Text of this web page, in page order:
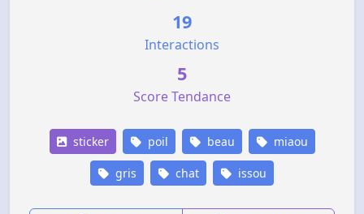
19
Interactions
5
Score Tendance
sticker poil beau miaou
gris chat issou